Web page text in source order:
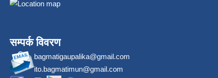
सम्पर्क विवरण
bagmatigaupalika@gmail.com
ito.bagmatimun@gmail.com